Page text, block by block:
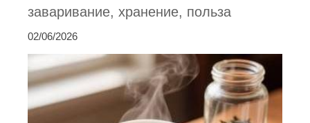
заваривание, хранение, польза
02/06/2026